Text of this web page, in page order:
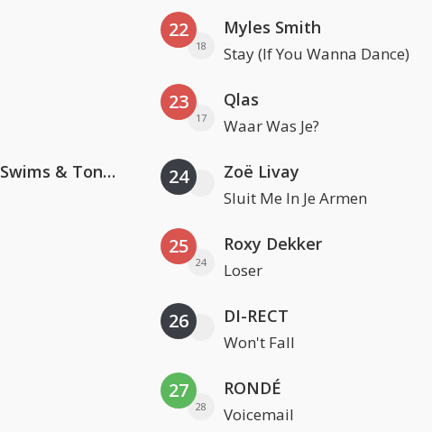
David Guetta, Teddy Swims & Tones And I
22
18
Myles Smith
Stay (If You Wanna Dance)
23
17
Qlas
Waar Was Je?
24 Zoë Livay
Sluit Me In Je Armen
25
24
Roxy Dekker
Loser
26 DI-RECT
Won't Fall
27
28
RONDÉ
Voicemail